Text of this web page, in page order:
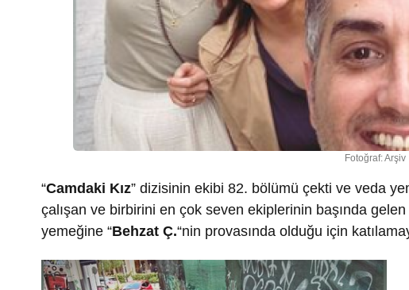
Fotoğraf: Arşiv
“Camdaki Kız” dizisinin ekibi 82. bölümü çekti ve veda
çalışan ve birbirini en çok seven ekiplerinin başında
yemeğine “Behzat Ç.“nin provasında olduğu için